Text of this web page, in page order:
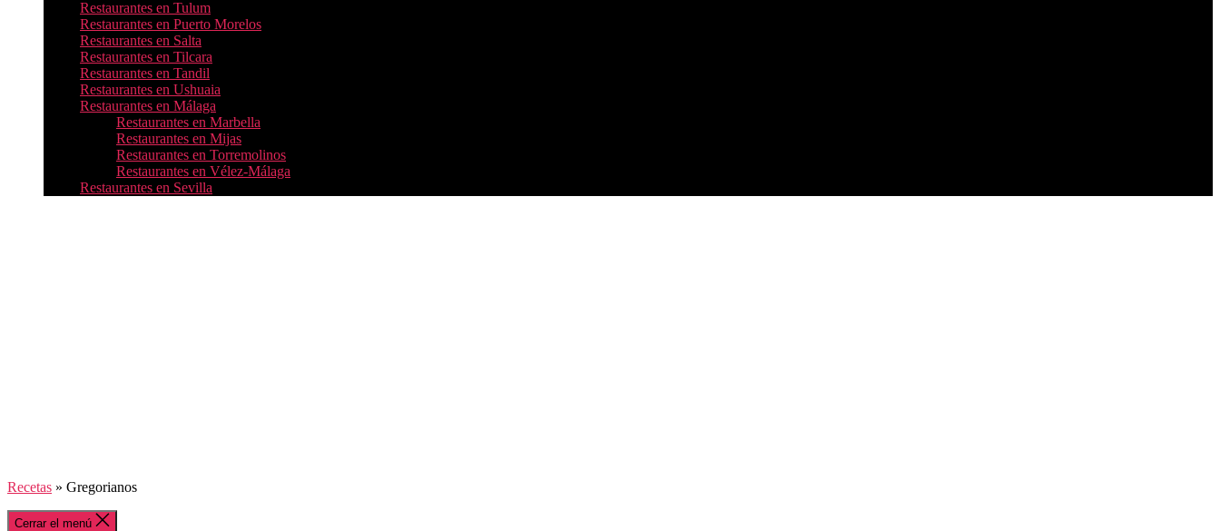
Restaurantes en Tulum
Restaurantes en Puerto Morelos
Restaurantes en Salta
Restaurantes en Tilcara
Restaurantes en Tandil
Restaurantes en Ushuaia
Restaurantes en Málaga
Restaurantes en Marbella
Restaurantes en Mijas
Restaurantes en Torremolinos
Restaurantes en Vélez-Málaga
Restaurantes en Sevilla
Recetas » Gregorianos
Cerrar el menú